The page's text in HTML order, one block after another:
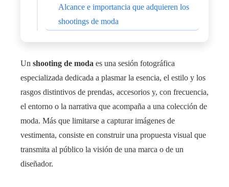
Alcance e importancia que adquieren los
shootings de moda
Un shooting de moda es una sesión fotográfica
especializada dedicada a plasmar la esencia, el estilo y los
rasgos distintivos de prendas, accesorios y, con frecuencia,
el entorno o la narrativa que acompaña a una colección de
moda. Más que limitarse a capturar imágenes de
vestimenta, consiste en construir una propuesta visual que
transmita al público la visión de una marca o de un
diseñador.